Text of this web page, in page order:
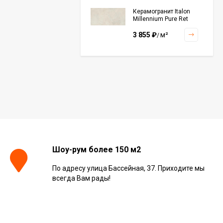
Керамогранит Italon
Millennium Pure Ret
3 855 ₽/м²
60x60, 610010002676
Шоу-рум более 150 м2
По адресу улица Бассейная, 37. Приходите мы
всегда Вам рады!